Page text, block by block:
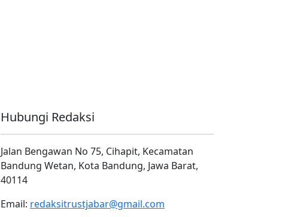
Hubungi Redaksi
Jalan Bengawan No 75, Cihapit, Kecamatan
Bandung Wetan, Kota Bandung, Jawa Barat,
40114
Email: redaksitrustjabar@gmail.com